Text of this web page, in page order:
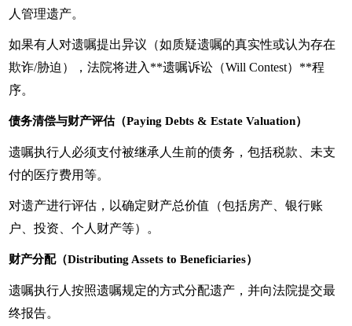
人管理遗产。
如果有人对遗嘱提出异议（如质疑遗嘱的真实性或认为存在
欺诈/胁迫），法院将进入**遗嘱诉讼（Will Contest）**程
序。
债务清偿与财产评估（Paying Debts & Estate Valuation）
遗嘱执行人必须支付被继承人生前的债务，包括税款、未支
付的医疗费用等。
对遗产进行评估，以确定财产总价值（包括房产、银行账
户、投资、个人财产等）。
财产分配（Distributing Assets to Beneficiaries）
遗嘱执行人按照遗嘱规定的方式分配遗产，并向法院提交最
终报告。